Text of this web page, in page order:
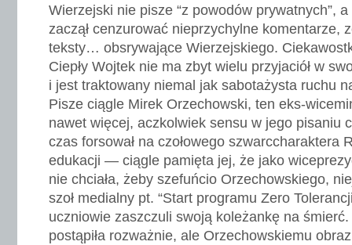
Wierzejski nie pisze “z powodów prywatnych”,
zaczął cenzurować nieprzychylne komentarze,
teksty… obsrywające Wierzejskiego.
Ciepły Wojtek nie ma zbyt wielu przyjaciół w
i jest traktowany niemal jak sabotażysta ruchu
Pisze ciągle Mirek Orzechowski, ten eks-
nawet więcej, aczkolwiek sensu w jego pisaniu
czas forsował na czołowego szwarccharaktera
edukacji — ciągle pamięta jej, że jako
nie chciała, żeby szefuńcio Orzechowskiego,
szoł medialny pt. “Start programu Zero
uczniowie zaszczuli swoją koleżankę na
postąpiła rozważnie, ale Orzechowskiemu